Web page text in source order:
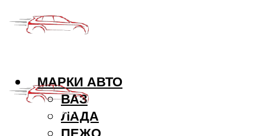
МАРКИ АВТО
ВАЗ
ЛАДА